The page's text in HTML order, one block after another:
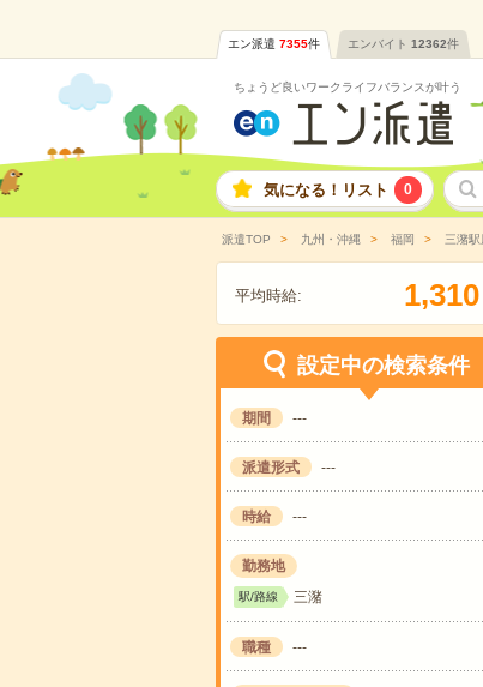
エン派遣 7355件 エンバイト 12362件
ちょうど良いワークライフバランスが叶う
気になる！リスト 0
派遣TOP 九州・沖縄 福岡 三潴駅
平均時給: 1,310
設定中の検索条件
期間 ---
派遣形式 ---
時給 ---
勤務地
駅/路線 三潴
職種 ---